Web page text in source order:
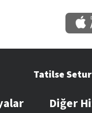
Tatilse Setur
Diğer